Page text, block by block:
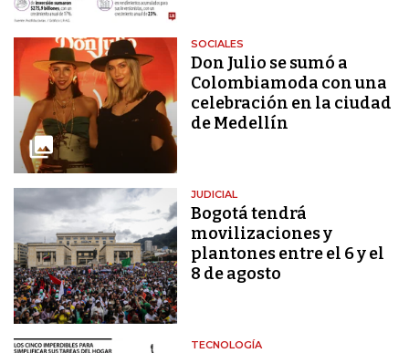
SOCIALES
Don Julio se sumó a
Colombiamoda con una
celebración en la ciudad
de Medellín
JUDICIAL
Bogotá tendrá
movilizaciones y
plantones entre el 6 y el
8 de agosto
TECNOLOGÍA